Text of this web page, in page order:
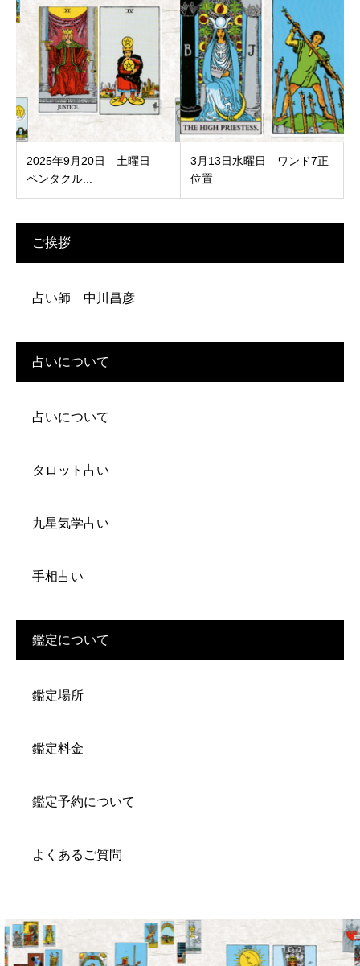
2025年9月20日 土曜日
ペンタクル...
3月13日水曜日 ワンド7正
位置
ご挨拶
占い師 中川昌彦
占いについて
占いについて
タロット占い
九星気学占い
手相占い
鑑定について
鑑定場所
鑑定料金
鑑定予約について
よくあるご質問